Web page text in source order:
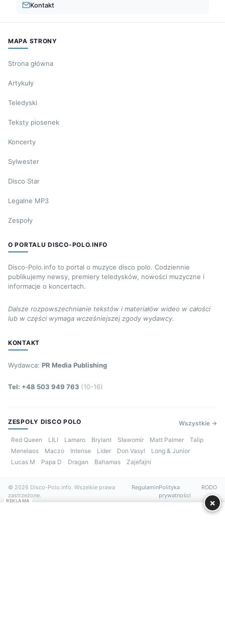
Kontakt
MAPA STRONY
Strona główna
Artykuły
Teledyski
Teksty piosenek
Koncerty
Sylwester
Disco Star
Legalne MP3
Zespoły
O PORTALU DISCO-POLO.INFO
Disco-Polo.info to portal o muzyce disco polo. Codziennie
publikujemy newsy, premiery teledysków, nowości muzyczne i
informacje o koncertach.
Dalsze rozpowszechnianie tekstów i materiałów wideo w całości
lub w części wymaga wcześniejszej zgody wydawcy.
KONTAKT
Wydawca: PR Media Publishing
Tel: +48 503 949 763 (10-16)
ZESPOŁY DISCO POLO Wszystkie →
Red Queen LILI Lamaro Brylant Sławomir Matt Palmer
Talip
Menelaos
Maczo Intense Lider Don Vasyl
Long & Junior
Lucas M
Papa D Dragan Bahamas Zajefajni
© 2026 Disco-Polo.info. Wszelkie prawa
zastrzeżone.
RegulaminPolityka
prywatności
RODO
REKLAMA ×